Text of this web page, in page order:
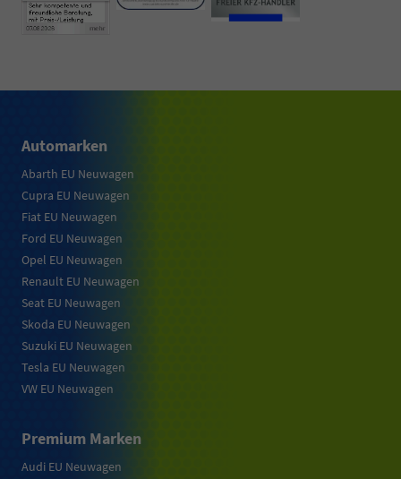
Automarken
Abarth EU Neuwagen
Cupra EU Neuwagen
Fiat EU Neuwagen
Ford EU Neuwagen
Opel EU Neuwagen
Renault EU Neuwagen
Seat EU Neuwagen
Skoda EU Neuwagen
Suzuki EU Neuwagen
Tesla EU Neuwagen
VW EU Neuwagen
Premium Marken
Audi EU Neuwagen